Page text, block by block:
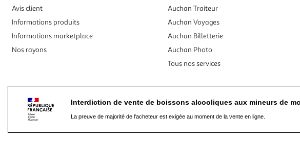
Avis client
Informations produits
Informations marketplace
Nos rayons
Auchan Traiteur
Auchan Voyages
Auchan Billetterie
Auchan Photo
Tous nos services
Interdiction de vente de boissons alcooliques aux mineurs de
La preuve de majorité de l'acheteur est exigée au moment de la vente en ligne.